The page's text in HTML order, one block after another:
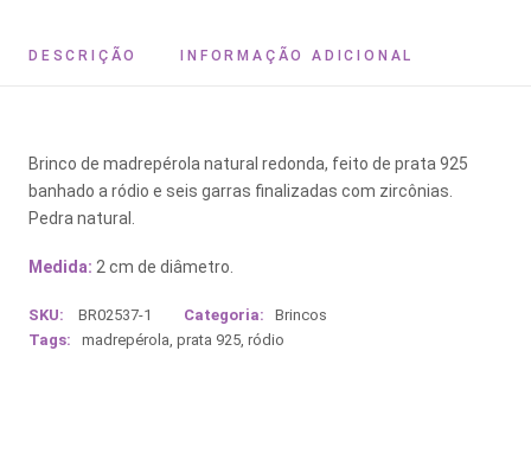
DESCRIÇÃO INFORMAÇÃO ADICIONAL
Brinco de madrepérola natural redonda, feito de prata 925
banhado a ródio e seis garras finalizadas com zircônias.
Pedra natural.
Medida: 2 cm de diâmetro.
SKU: BR02537-1 Categoria:
Brincos
Tags:
madrepérola, prata 925, ródio